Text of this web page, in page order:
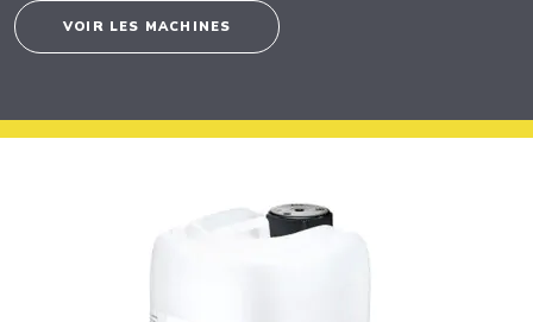
VOIR LES MACHINES